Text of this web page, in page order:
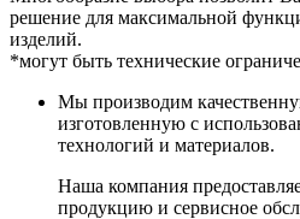
решение для максимальной
изделий.
*могут быть технические
Мы производим
изготовленную с
технологий и материалов.
Наша компания
продукцию и сервисное